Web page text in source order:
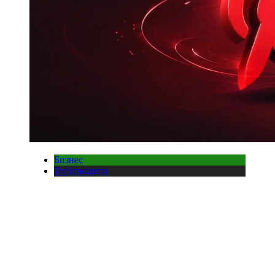
Бизнес
Публикации